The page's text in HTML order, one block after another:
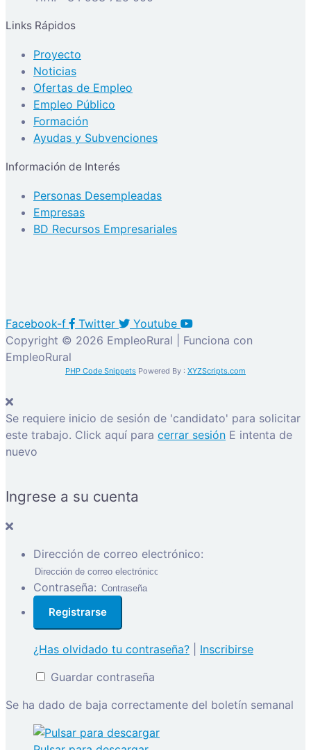
Links Rápidos
Proyecto
Noticias
Ofertas de Empleo
Empleo Público
Formación
Ayudas y Subvenciones
Información de Interés
Personas Desempleadas
Empresas
BD Recursos Empresariales
Facebook-f Twitter
Youtube
Copyright © 2026 EmpleoRural | Funciona con
EmpleoRural
PHP Code Snippets Powered By : XYZScripts.com
Se requiere inicio de sesión de 'candidato' para solicitar
este trabajo. Click aquí para cerrar sesión E intenta de
nuevo
Ingrese a su cuenta
Dirección de correo electrónico:
Contraseña:
¿Has olvidado tu contraseña?
Inscribirse
Guardar contraseña
Se ha dado de baja correctamente del boletín semanal